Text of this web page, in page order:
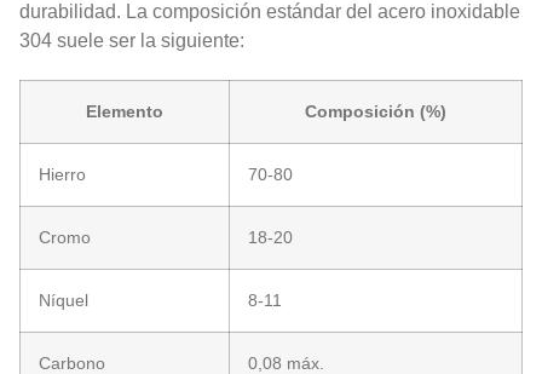
durabilidad. La composición estándar del acero inoxidable
304 suele ser la siguiente:
Elemento Composición (%)
Hierro 70-80
Cromo 18-20
Níquel 8-11
Carbono 0,08 máx.